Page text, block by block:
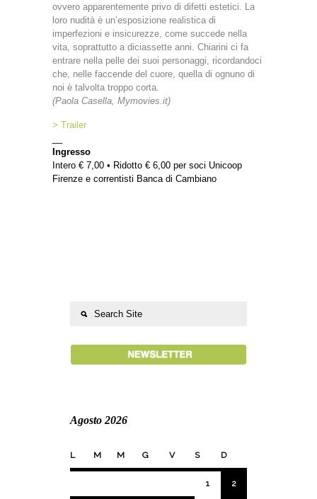
ovvero apparentemente privo di difetti estetici. La
loro nudità è un’esposizione realistica di
imperfezioni e insicurezze, come succede nella
vita, soprattutto a diciassette anni. Chiarini ci fa
entrare nella pelle dei suoi personaggi, ricordandoci
che, nelle faccende del cuore, quella di ognuno di
noi è talvolta troppo corta.
(Paola Casella, Mymovies.it)
> Trailer
Ingresso
Intero € 7,00 • Ridotto € 6,00 per soci Unicoop
Firenze e correntisti Banca di Cambiano
Agosto 2026
L M M G V S D
1 2